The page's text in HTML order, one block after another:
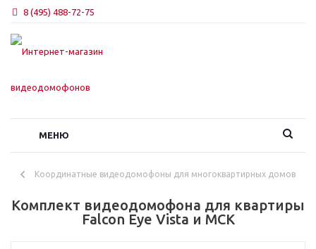
8 (495) 488-72-75
МЕНЮ
Координатные видеодомофоны для многоквартирных домов
Комплект видеодомофона для квартиры
Falcon Eye Vista и МСК